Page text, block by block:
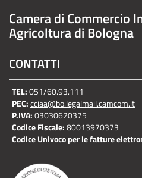
Camera di Commercio
Agricoltura di Bologna
CONTATTI
TEL:051/60.93.111
PEC:cciaa@bo.legalmail.camcom.it
P.IVA:03030620375
Codice Fiscale:80013970373
Codice Univoco per le fatture